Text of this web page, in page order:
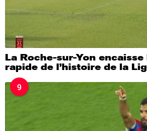
La Roche-sur-Yon
rapide de l’histoire de la
9